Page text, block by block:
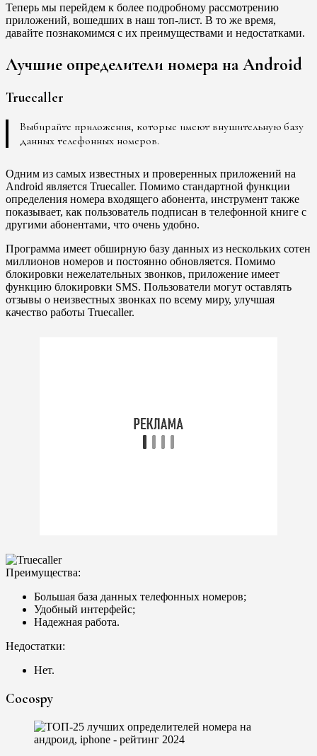
Теперь мы перейдем к более подробному рассмотрению
приложений, вошедших в наш топ-лист. В то же время,
давайте познакомимся с их преимуществами и недостатками.
Лучшие определители номера на Android
Truecaller
Выбирайте приложения, которые имеют внушительную базу
данных телефонных номеров.
Одним из самых известных и проверенных приложений на
Android является Truecaller. Помимо стандартной функции
определения номера входящего абонента, инструмент также
показывает, как пользователь подписан в телефонной книге с
другими абонентами, что очень удобно.
Программа имеет обширную базу данных из нескольких сотен
миллионов номеров и постоянно обновляется. Помимо
блокировки нежелательных звонков, приложение имеет
функцию блокировки SMS. Пользователи могут оставлять
отзывы о неизвестных звонках по всему миру, улучшая
качество работы Truecaller.
Преимущества:
Большая база данных телефонных номеров;
Удобный интерфейс;
Надежная работа.
Недостатки:
Нет.
Cocospy